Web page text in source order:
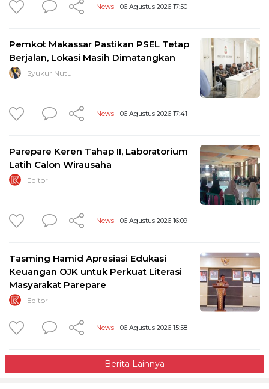
News - 06 Agustus 2026 17:50
Pemkot Makassar Pastikan PSEL Tetap
Berjalan, Lokasi Masih Dimatangkan
Syukur Nutu
News - 06 Agustus 2026 17:41
Parepare Keren Tahap II, Laboratorium
Latih Calon Wirausaha
Editor
News - 06 Agustus 2026 16:09
Tasming Hamid Apresiasi Edukasi
Keuangan OJK untuk Perkuat Literasi
Masyarakat Parepare
Editor
News - 06 Agustus 2026 15:58
Berita Lainnya